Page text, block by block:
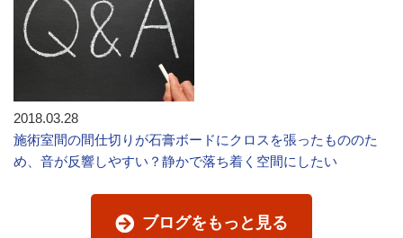
2018.03.28
施術室間の間仕切りが石膏ボードにクロスを張ったもののた
め、音が反響しやすい？静かで落ち着く空間にしたい
ブログをもっと見る